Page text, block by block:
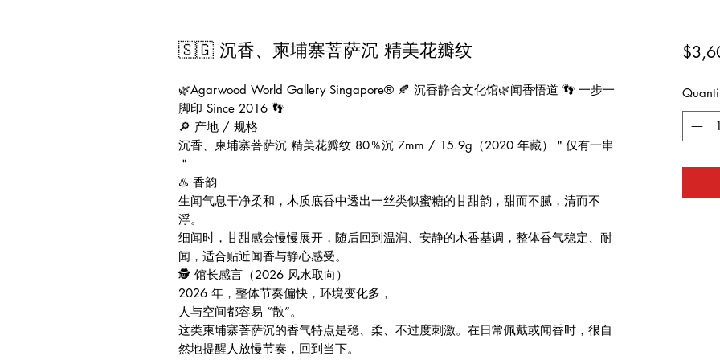
🇸🇬 沉香、柬埔寨菩萨沉 精美花瓣纹
🌿Agarwood World Gallery Singapore® 🍂 沉香静舍文化馆🌿闻香悟道 👣 一步一
脚印 Since 2016 👣
🔎 产地 / 规格
沉香、柬埔寨菩萨沉 精美花瓣纹 80％沉 7mm / 15.9g（2020 年藏）＂仅有一串
＂
♨️ 香韵
生闻气息干净柔和，木质底香中透出一丝类似蜜糖的甘甜韵，甜而不腻，清而不
浮。
细闻时，甘甜感会慢慢展开，随后回到温润、安静的木香基调，整体香气稳定、耐
闻，适合贴近闻香与静心感受。
🕵️ 馆长感言（2026 风水取向）
2026 年，整体节奏偏快，环境变化多，
人与空间都容易 “散”。
这类柬埔寨菩萨沉的香气特点是稳、柔、不过度刺激。在日常佩戴或闻香时，很自
然地提醒人放慢节奏，回到当下。